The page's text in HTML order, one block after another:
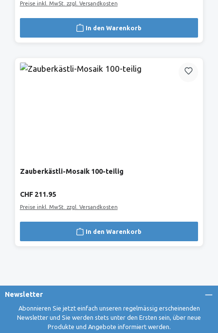
Preise inkl. MwSt. zzgl. Versandkosten
In den Warenkorb
Zauberkästli-Mosaik 100-teilig
Regulärer Preis:
CHF 211.95
Preise inkl. MwSt. zzgl. Versandkosten
In den Warenkorb
Newsletter
Abonnieren Sie jetzt einfach unseren regelmässig erscheinenden
Newsletter und Sie werden stets unter den Ersten sein, über neue
Produkte und Angebote informiert werden.